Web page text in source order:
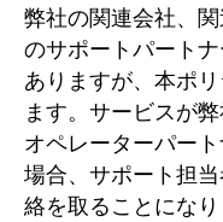
弊社の関連会社、
のサポートパート
ありますが、本ポ
ます。 サービスが
オペレーターパー
場合、サポート担
絡を取ることになり